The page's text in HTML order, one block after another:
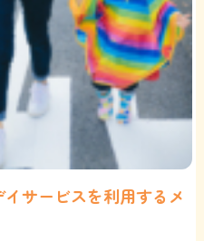
サービスを利用するメ